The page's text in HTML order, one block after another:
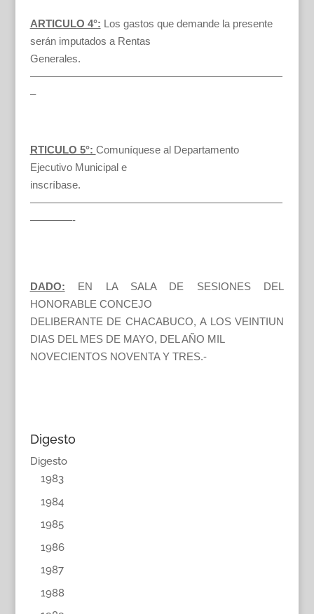
ARTICULO 4°: Los gastos que demande la presente
serán imputados a Rentas
Generales.
————————————————————————
–
RTICULO 5°: Comuníquese al Departamento
Ejecutivo Municipal e
inscríbase.
————————————————————————
————-
DADO: EN LA SALA DE SESIONES DEL
HONORABLE CONCEJO
DELIBERANTE DE CHACABUCO, A LOS VEINTIUN
DIAS DEL MES DE MAYO, DEL AÑO MIL
NOVECIENTOS NOVENTA Y TRES.-
Digesto
Digesto
1983
1984
1985
1986
1987
1988